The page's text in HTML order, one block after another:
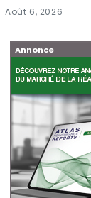
Août 6, 2026
Annonce